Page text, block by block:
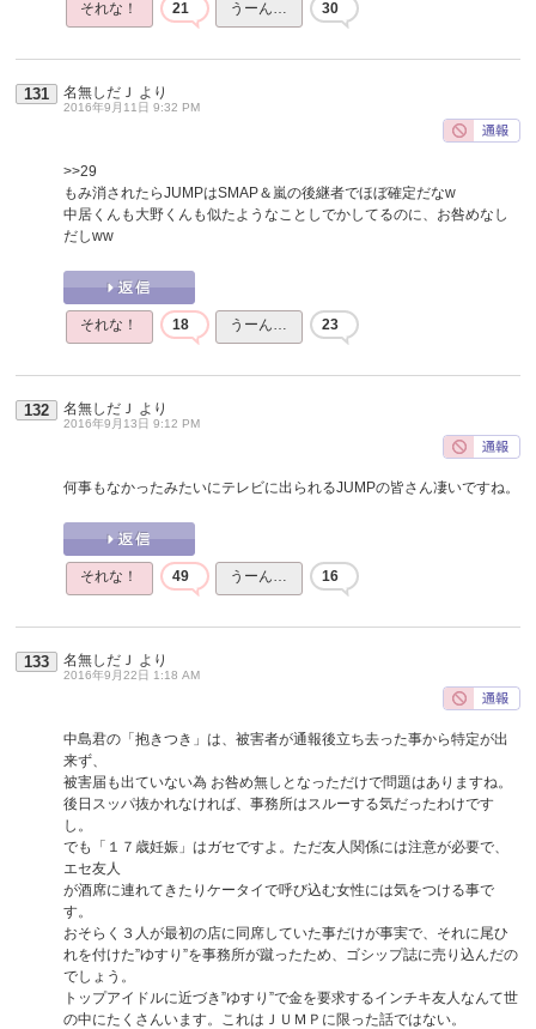
それな！ 21 うーん… 30
131 名無しだＪ より
2016年9月11日 9:32 PM
>>29
もみ消されたらJUMPはSMAP＆嵐の後継者でほぼ確定だなw
中居くんも大野くんも似たようなことしでかしてるのに、お咎めなし
だしww
それな！ 18 うーん… 23
132 名無しだＪ より
2016年9月13日 9:12 PM
何事もなかったみたいにテレビに出られるJUMPの皆さん凄いですね。
それな！ 49 うーん… 16
133 名無しだＪ より
2016年9月22日 1:18 AM
中島君の「抱きつき」は、被害者が通報後立ち去った事から特定が出
来ず、
被害届も出ていない為 お咎め無しとなっただけで問題はありますね。
後日スッパ抜かれなければ、事務所はスルーする気だったわけです
し。
でも「１７歳妊娠」はガセですよ。ただ友人関係には注意が必要で、
エセ友人
が酒席に連れてきたりケータイで呼び込む女性には気をつける事で
す。
おそらく３人が最初の店に同席していた事だけが事実で、それに尾ひ
れを付けた”ゆすり”を事務所が蹴ったため、ゴシップ誌に売り込んだの
でしょう。
トップアイドルに近づき”ゆすり”で金を要求するインチキ友人なんて世
の中にたくさんいます。これはＪＵＭＰに限った話ではない。